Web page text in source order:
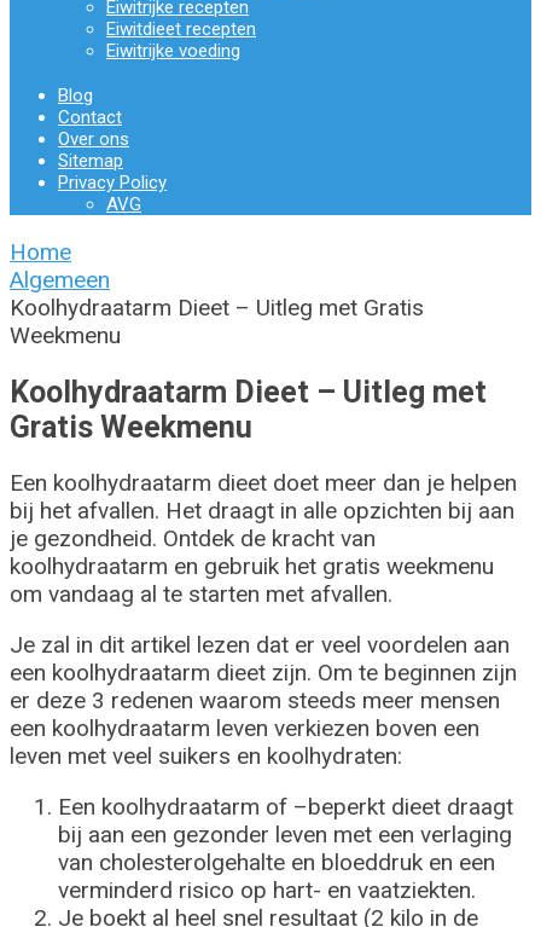
Eiwitrijke recepten
Eiwitdieet recepten
Eiwitrijke voeding
Blog
Contact
Over ons
Sitemap
Privacy Policy
AVG
Home
Algemeen
Koolhydraatarm Dieet – Uitleg met Gratis
Weekmenu
Koolhydraatarm Dieet – Uitleg met
Gratis Weekmenu
Een koolhydraatarm dieet doet meer dan je helpen
bij het afvallen. Het draagt in alle opzichten bij aan
je gezondheid. Ontdek de kracht van
koolhydraatarm en gebruik het gratis weekmenu
om vandaag al te starten met afvallen.
Je zal in dit artikel lezen dat er veel voordelen aan
een koolhydraatarm dieet zijn. Om te beginnen zijn
er deze 3 redenen waarom steeds meer mensen
een koolhydraatarm leven verkiezen boven een
leven met veel suikers en koolhydraten:
Een koolhydraatarm of –beperkt dieet draagt
bij aan een gezonder leven met een verlaging
van cholesterolgehalte en bloeddruk en een
verminderd risico op hart- en vaatziekten.
Je boekt al heel snel resultaat (2 kilo in de